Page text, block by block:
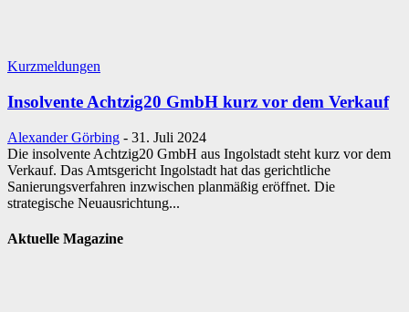
Kurzmeldungen
Insolvente Achtzig20 GmbH kurz vor dem Verkauf
Alexander Görbing - 31. Juli 2024
Die insolvente Achtzig20 GmbH aus Ingolstadt steht kurz vor dem
Verkauf. Das Amtsgericht Ingolstadt hat das gerichtliche
Sanierungsverfahren inzwischen planmäßig eröffnet. Die
strategische Neuausrichtung...
Aktuelle Magazine